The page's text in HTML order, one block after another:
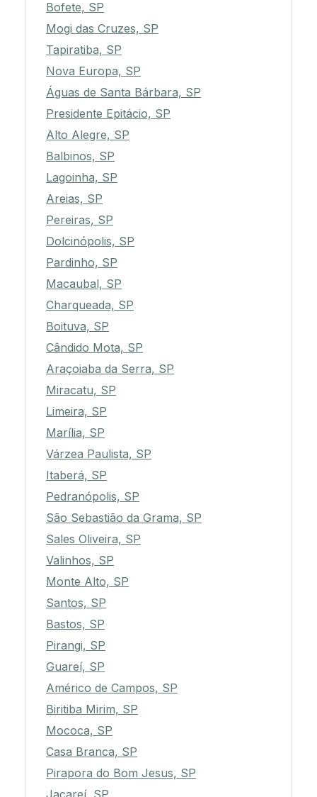
Bofete, SP
Mogi das Cruzes, SP
Tapiratiba, SP
Nova Europa, SP
Águas de Santa Bárbara, SP
Presidente Epitácio, SP
Alto Alegre, SP
Balbinos, SP
Lagoinha, SP
Areias, SP
Pereiras, SP
Dolcinópolis, SP
Pardinho, SP
Macaubal, SP
Charqueada, SP
Boituva, SP
Cândido Mota, SP
Araçoiaba da Serra, SP
Miracatu, SP
Limeira, SP
Marília, SP
Várzea Paulista, SP
Itaberá, SP
Pedranópolis, SP
São Sebastião da Grama, SP
Sales Oliveira, SP
Valinhos, SP
Monte Alto, SP
Santos, SP
Bastos, SP
Pirangi, SP
Guareí, SP
Américo de Campos, SP
Biritiba Mirim, SP
Mococa, SP
Casa Branca, SP
Pirapora do Bom Jesus, SP